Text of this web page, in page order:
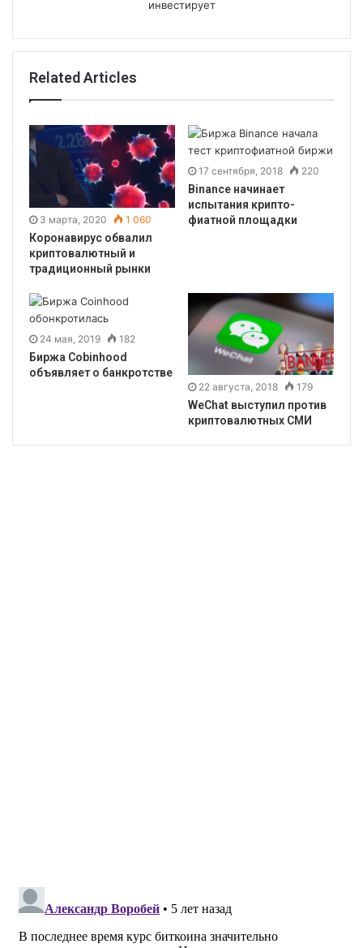
инвестирует
Related Articles
3 марта, 2020 1 060
Коронавирус обвалил
криптовалютный и
традиционный рынки
17 сентября, 2018 220
Binance начинает
испытания крипто-
фиатной площадки
24 мая, 2019 182
Биржа Cobinhood
объявляет о банкротстве
22 августа, 2018 179
WeChat выступил против
криптовалютных СМИ